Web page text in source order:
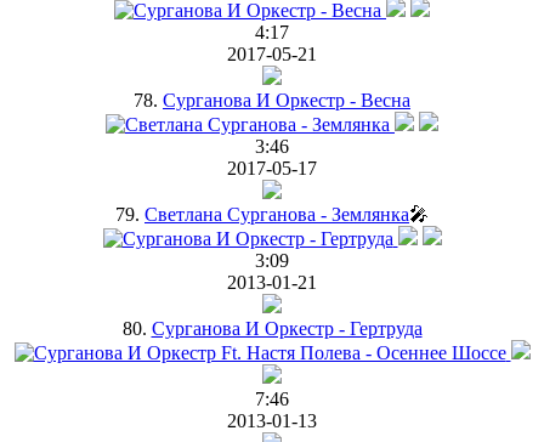
4:17
2017-05-21
78. Сурганова И Оркестр - Весна
3:46
2017-05-17
79. Светлана Сурганова - Землянка🎤
3:09
2013-01-21
80. Сурганова И Оркестр - Гертруда
7:46
2013-01-13